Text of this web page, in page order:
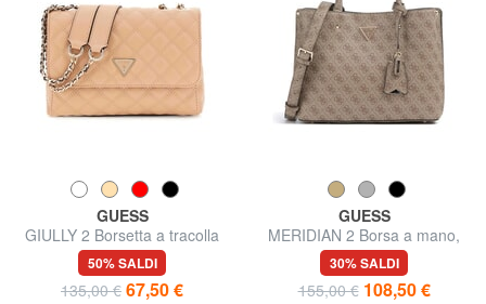
GUESS
GIULLY 2 Borsetta a tracolla
50% SALDI
135,00 € 67,50 €
GUESS
MERIDIAN 2 Borsa a mano,
con tracolla
30% SALDI
155,00 € 108,50 €